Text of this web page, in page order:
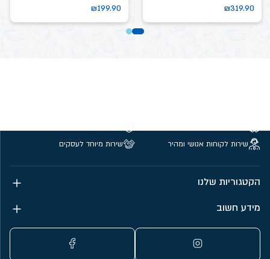
₪319.90
₪199.90
שירות לקוחות אנושי ומהיר
שירות מיוחד לעסקים
הקטגוריות שלנו
מידע חשוב